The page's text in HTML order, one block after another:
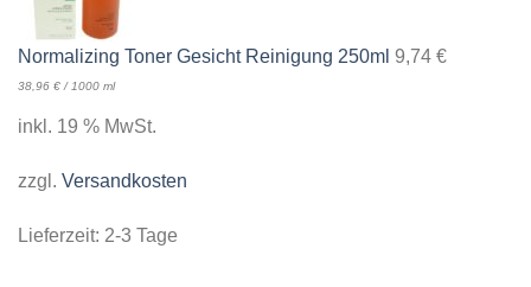
Normalizing Toner Gesicht Reinigung 250ml 9,74 €
38,96 €/1000 ml
inkl. 19 % MwSt.
zzgl. Versandkosten
Lieferzeit: 2-3 Tage